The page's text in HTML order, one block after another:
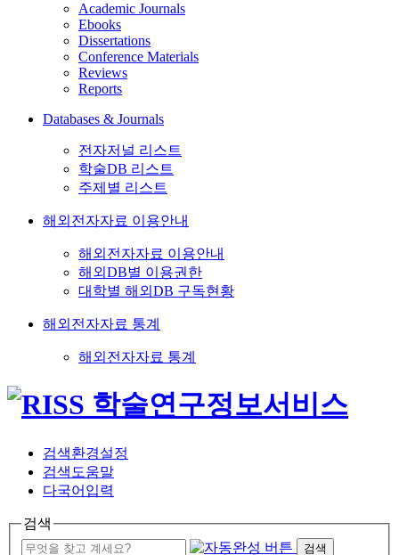
Academic Journals
Ebooks
Dissertations
Conference Materials
Reviews
Reports
Databases & Journals
전자저널 리스트
학술DB 리스트
주제별 리스트
해외전자자료 이용안내
해외전자자료 이용안내
해외DB별 이용권한
대학별 해외DB 구독현황
해외전자자료 통계
해외전자자료 통계
검색환경설정
검색도움말
다국어입력
검색
검색